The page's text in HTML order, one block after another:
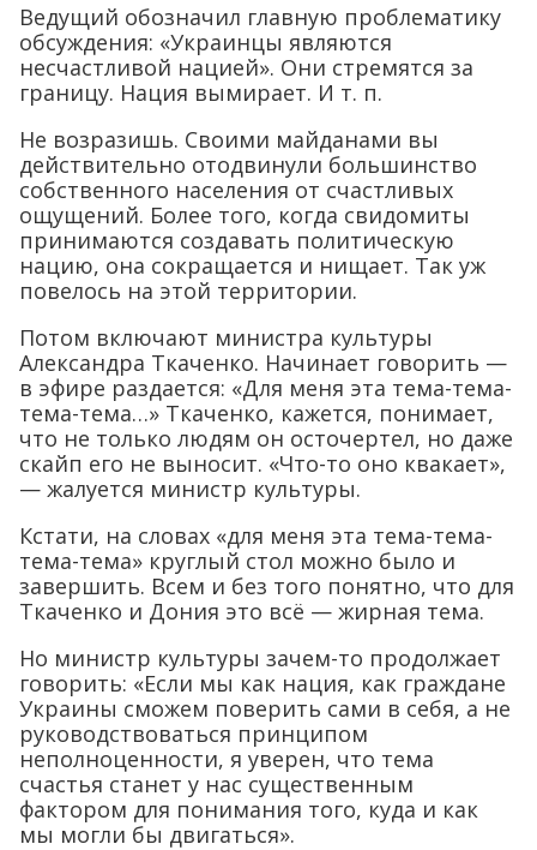
Ведущий обозначил главную проблематику
обсуждения: «Украинцы являются
несчастливой нацией». Они стремятся за
границу. Нация вымирает. И т. п.
Не возразишь. Своими майданами вы
действительно отодвинули большинство
собственного населения от счастливых
ощущений. Более того, когда свидомиты
принимаются создавать политическую
нацию, она сокращается и нищает. Так уж
повелось на этой территории.
Потом включают министра культуры
Александра Ткаченко. Начинает говорить —
в эфире раздается: «Для меня эта тема-тема-
тема-тема…» Ткаченко, кажется, понимает,
что не только людям он осточертел, но даже
скайп его не выносит. «Что-то оно квакает»,
— жалуется министр культуры.
Кстати, на словах «для меня эта тема-тема-
тема-тема» круглый стол можно было и
завершить. Всем и без того понятно, что для
Ткаченко и Дония это всё — жирная тема.
Но министр культуры зачем-то продолжает
говорить: «Если мы как нация, как граждане
Украины сможем поверить сами в себя, а не
руководствоваться принципом
неполноценности, я уверен, что тема
счастья станет у нас существенным
фактором для понимания того, куда и как
мы могли бы двигаться».